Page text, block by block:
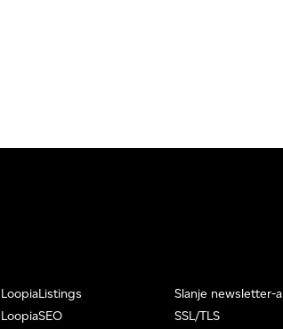
LoopiaListings
LoopiaSEO
Slanje newsletter-a
SSL/TLS